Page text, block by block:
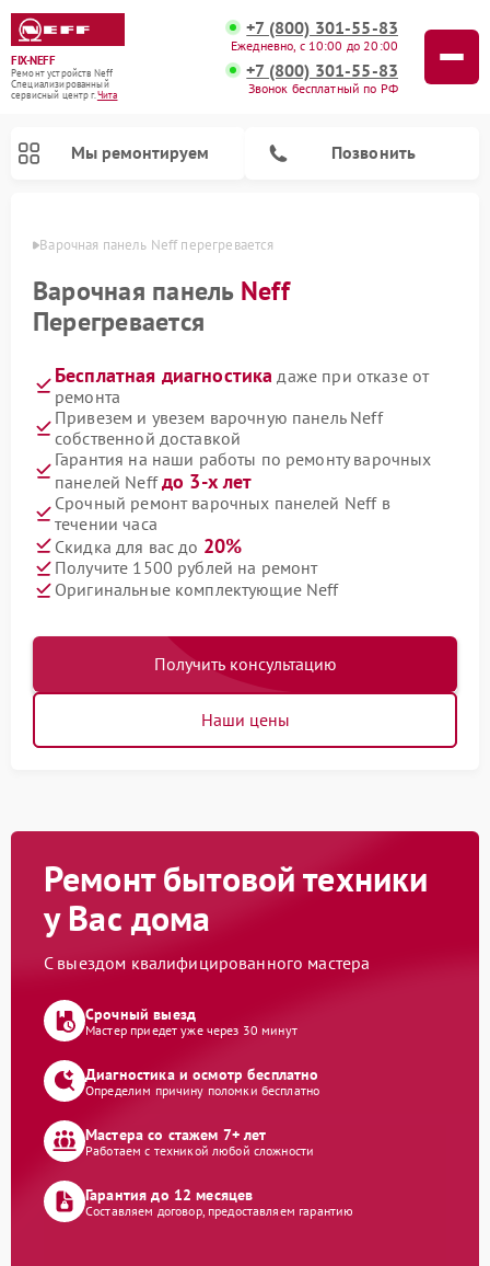
FIX-NEFF
Ремонт устройств Neff
Специализированный
cервисный центр г.Чита
+7 (800) 301-55-83
Ежедневно, с 10:00 до 20:00
+7 (800) 301-55-83
Звонок бесплатный по РФ
Мы ремонтируем Позвонить
Варочная панель Neff перегревается
Варочная панель Neff
Перегревается
Бесплатная диагностика даже при отказе от
ремонта
Привезем и увезем варочную панель Neff
собственной доставкой
Гарантия на наши работы по ремонту варочных
панелей Neffдо 3-х лет
Срочный ремонт варочных панелей Neff в
течении часа
Скидка для вас до 20%
Получите 1500 рублей на ремонт
Оригинальные комплектующие Neff
Получить консультацию
Наши цены
Ремонт бытовой техники
у Вас дома
С выездом квалифицированного мастера
Срочный выезд
Мастер приедет уже через 30 минут
Диагностика и осмотр бесплатно
Определим причину поломки бесплатно
Мастера со стажем 7+ лет
Работаем с техникой любой сложности
Гарантия до 12 месяцев
Составляем договор, предоставляем гарантию